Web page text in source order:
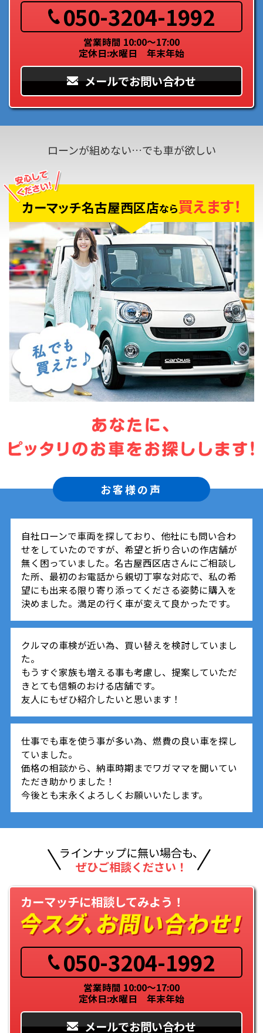
050-3204-1992
営業時間 10:00～17:00
定休日:水曜日 年末年始
メールでお問い合わせ
ローンが組めない…でも車が欲しい
カーマッチ名古屋西区店なら買えます！
お客様の声
自社ローンで車両を探しており、他社にも問い合わ
せをしていたのですが、希望と折り合いの作店舗が
無く困っていました。名古屋西区店さんにご相談し
た所、最初のお電話から親切丁寧な対応で、私の希
望にも出来る限り寄り添ってくださる姿勢に購入を
決めました。満足の行く車が変えて良かったです。
クルマの車検が近い為、買い替えを検討していまし
た。
もうすぐ家族も増える事も考慮し、提案していただ
きとても信頼のおける店舗です。
友人にもぜひ紹介したいと思います！
仕事でも車を使う事が多い為、燃費の良い車を探し
ていました。
価格の相談から、納車時期までワガママを聞いてい
ただき助かりました！
今後とも末永くよろしくお願いいたします。
ラインナップに無い場合も、
ぜひご相談ください！
カーマッチに相談してみよう！
050-3204-1992
営業時間 10:00～17:00
定休日:水曜日 年末年始
メールでお問い合わせ